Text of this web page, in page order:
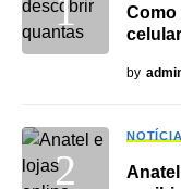
Como
by